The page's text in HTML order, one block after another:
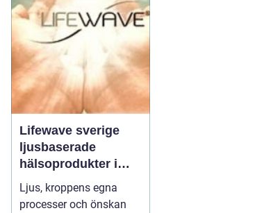
säkerheten. Då handlar
det inte längre bara om
s...
Lifewave sverige
ljusbaserade
hälsoprodukter i
fokus
Ljus, kroppens egna
processer och önskan